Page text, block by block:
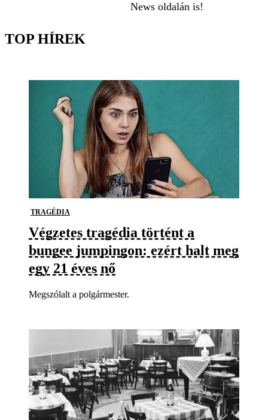
News oldalán is!
TOP HÍREK
TRAGÉDIA
Végzetes tragédia történt a
bungee jumpingon: ezért halt meg
egy 21 éves nő
Megszólalt a polgármester.